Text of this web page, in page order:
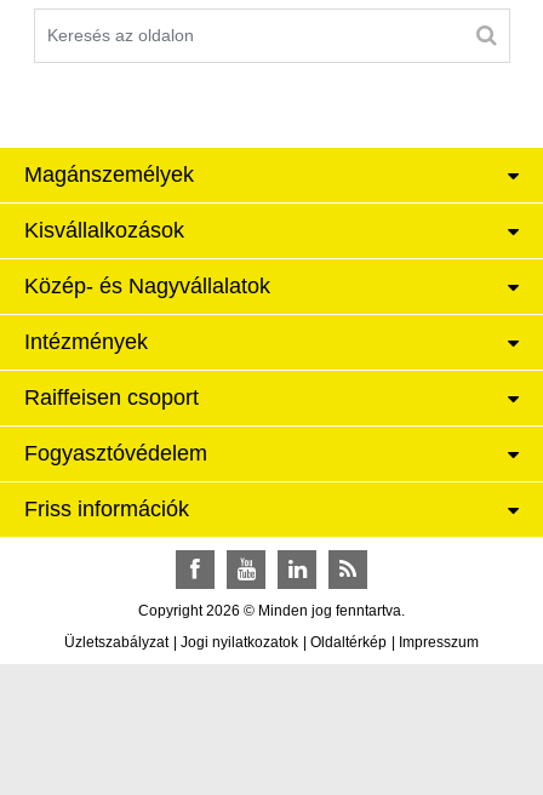
Magánszemélyek
Kisvállalkozások
Közép- és Nagyvállalatok
Intézmények
Raiffeisen csoport
Fogyasztóvédelem
Friss információk
Copyright 2026 © Minden jog fenntartva.
FacebookYouTubeLinkedInRSS
Üzletszabályzat Jogi nyilatkozatok Oldaltérkép Impresszum